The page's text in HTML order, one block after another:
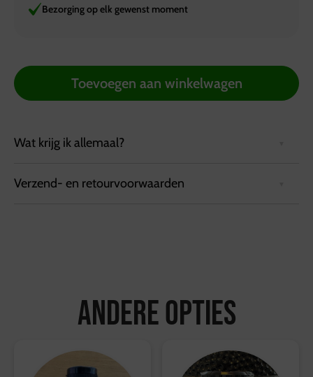
Bezorging op elk gewenst moment
Toevoegen aan winkelwagen
Wat krijg ik allemaal?
Onze Sweet Paprika BBQ Rub bevat hoge kwaliteit
Verzend- en retourvoorwaarden
Ophalen kan bij de vestiging in Hattemerbroek, van
maandag tot en met zaterdag tussen 10:00 en 17:00
Retourvoorwaarden:
Andere opties